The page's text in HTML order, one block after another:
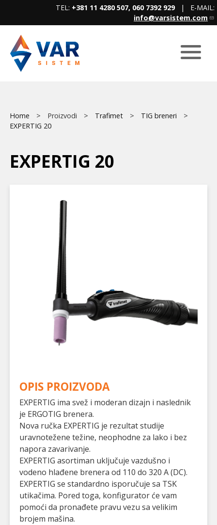
content
TEL: +381 11 4280 507, 060 7392 929| E-MAIL:
info@varsistem.com
Main
Breadcrumb
Home Proizvodi Trafimet
TIG breneri
EXPERTIG 20
EXPERTIG 20
OPIS PROIZVODA
EXPERTIG ima svež i moderan dizajn i naslednik
je ERGOTIG brenera.
Nova ručka EXPERTIG je rezultat studije
uravnotežene težine, neophodne za lako i bez
napora zavarivanje.
EXPERTIG asortiman uključuje vazdušno i
vodeno hlađene brenera od 110 do 320 A (DC).
EXPERTIG se standardno isporučuje sa TSK
utikačima. Pored toga, konfigurator će vam
pomoći da pronađete pravu vezu sa velikim
brojem mašina.